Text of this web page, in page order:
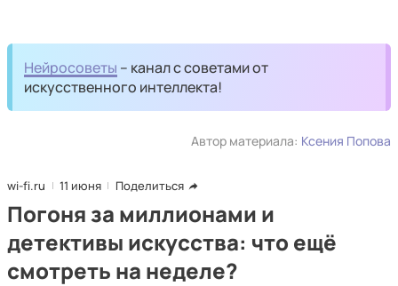
Нейросоветы – канал с советами от
искусственного интеллекта!
Автор материала: Ксения Попова
wi-fi.ru 11 июня Поделиться
Погоня за миллионами и
детективы искусства: что ещё
смотреть на неделе?